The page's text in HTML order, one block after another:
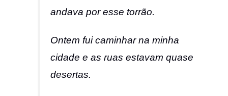
andava por esse torrão.
Ontem fui caminhar na minha
cidade e as ruas estavam quase
desertas.